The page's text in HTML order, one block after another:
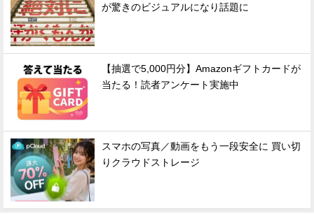
が驚きのビジュアルになり話題に
【抽選で5,000円分】Amazonギフトカードが
当たる！読者アンケート実施中
スマホの写真／動画をもう一段安全に 買い切
りクラウドストレージ